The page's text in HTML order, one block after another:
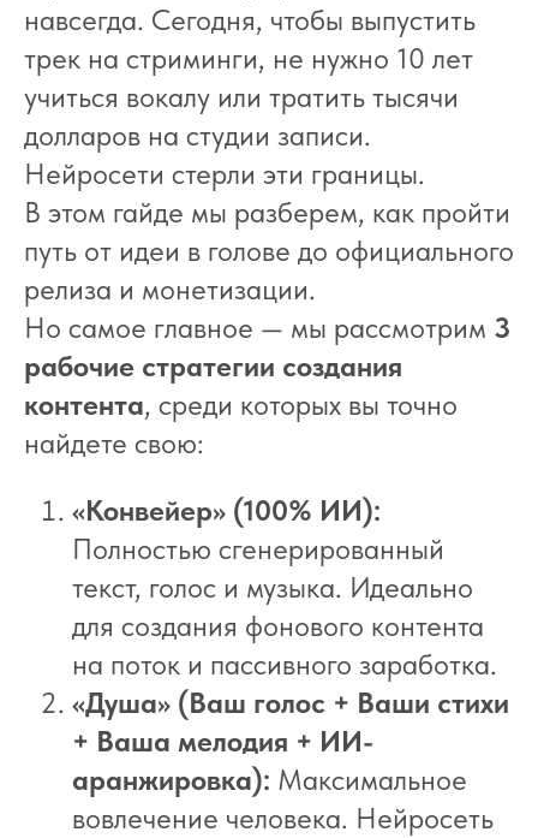
навсегда. Сегодня, чтобы выпустить
трек на стриминги, не нужно 10 лет
учиться вокалу или тратить тысячи
долларов на студии записи.
Нейросети стерли эти границы.
В этом гайде мы разберем, как пройти
путь от идеи в голове до официального
релиза и монетизации.
Но самое главное — мы рассмотрим 3
рабочие стратегии создания
контента, среди которых вы точно
найдете свою:
«Конвейер» (100% ИИ):
Полностью сгенерированный
текст, голос и музыка. Идеально
для создания фонового контента
на поток и пассивного заработка.
«Душа» (Ваш голос + Ваши стихи
+ Ваша мелодия + ИИ-
аранжировка): Максимальное
вовлечение человека. Нейросеть